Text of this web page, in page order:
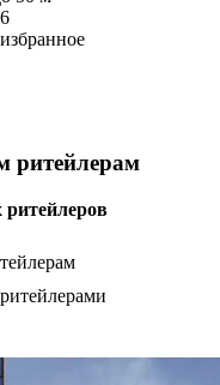
ритейлерам
ритейлеров